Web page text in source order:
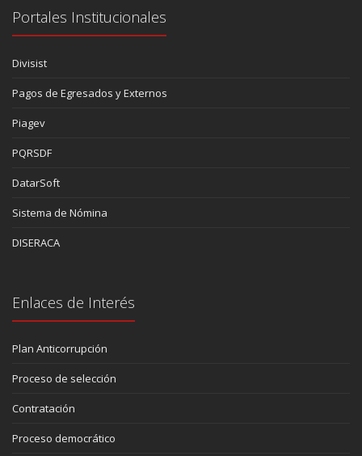
Portales Institucionales
Divisist
Pagos de Egresados y Externos
Piagev
PQRSDF
DatarSoft
Sistema de Nómina
DISERACA
Enlaces de Interés
Plan Anticorrupción
Proceso de selección
Contratación
Proceso democrático